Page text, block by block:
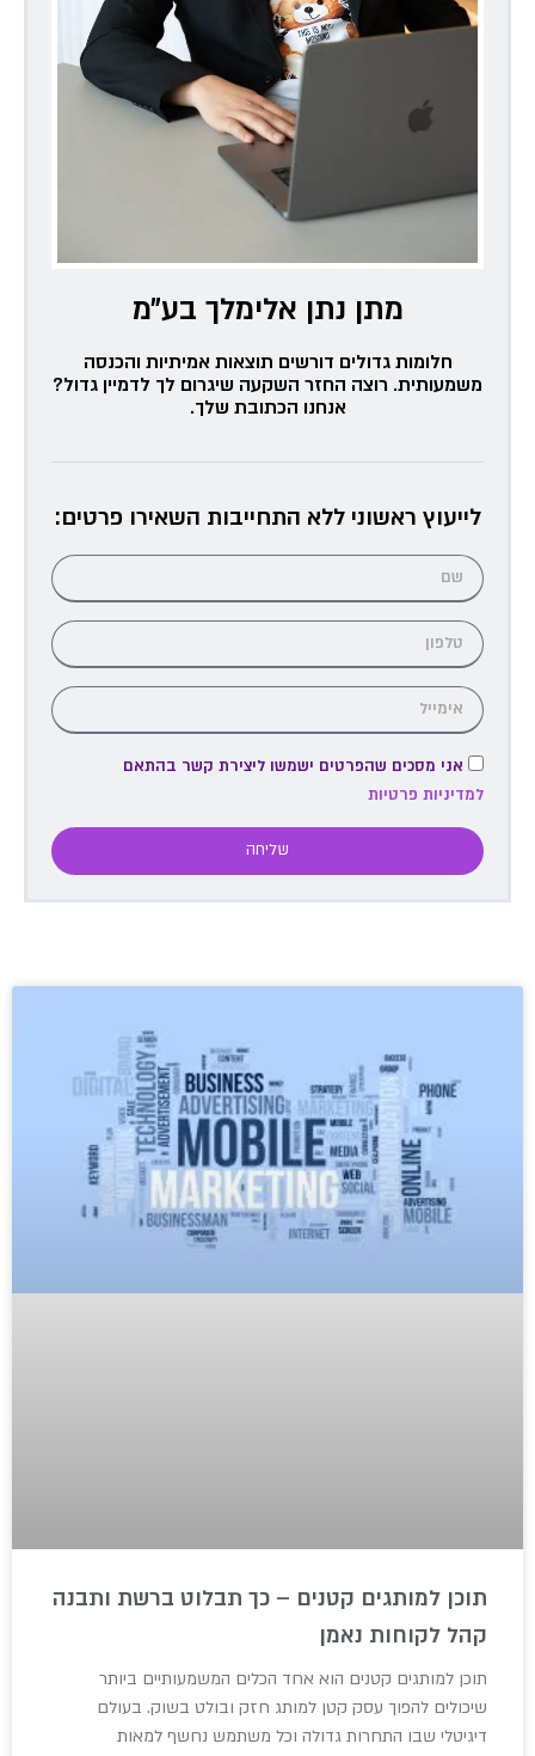
מתן נתן אלימלך בע״מ
חלומות גדולים דורשים תוצאות אמיתיות והכנסה
משמעותית. רוצה החזר השקעה שיגרום לך לדמיין גדול?
אנחנו הכתובת שלך.
לייעוץ ראשוני ללא התחייבות השאירו פרטים:
אני מסכים שהפרטים ישמשו ליצירת קשר בהתאם
למדיניות פרטיות
שליחה
תוכן למותגים קטנים – כך תבלוט ברשת ותבנה
קהל לקוחות נאמן
תוכן למותגים קטנים הוא אחד הכלים המשמעותיים ביותר
שיכולים להפוך עסק קטן למותג חזק ובולט בשוק. בעולם
דיגיטלי שבו התחרות גדולה וכל משתמש נחשף למאות